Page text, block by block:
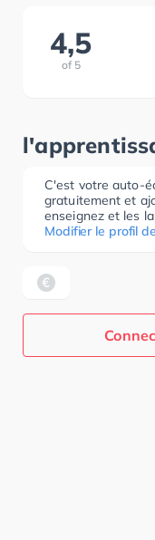
4,5
of 5
C'est votre auto-
gratuitement et
enseignez et les
Modifier le profil